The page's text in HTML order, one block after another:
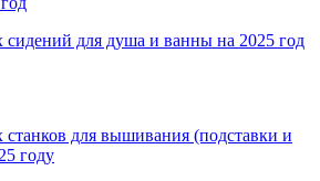
для душа и ванны на 2025 год
для вышивания (подставки и
году